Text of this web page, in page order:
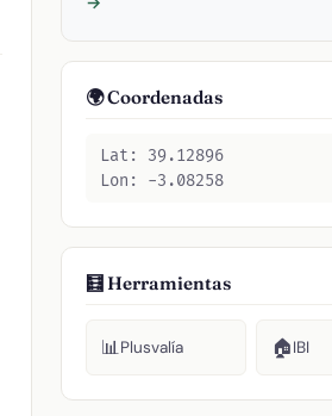
🌍 Coordenadas
Lat: 39.12896
Lon: -3.08258
🧮 Herramientas
📊Plusvalía 🏠IBI